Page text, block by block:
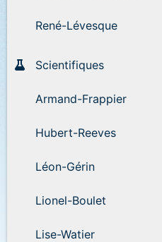
René-Lévesque
Scientifiques
Armand-Frappier
Hubert-Reeves
Léon-Gérin
Lionel-Boulet
Lise-Watier